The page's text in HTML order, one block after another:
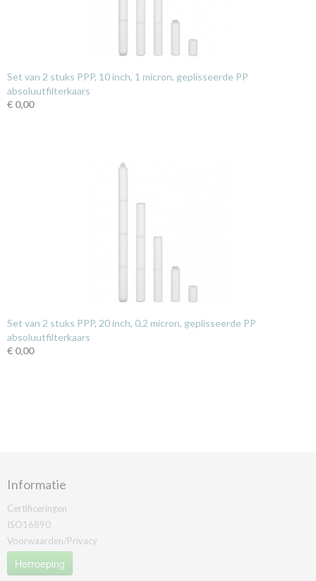
Set van 2 stuks PPP, 10 inch, 1 micron, geplisseerde PP
absoluutfilterkaars
€ 0,00
Set van 2 stuks PPP, 20 inch, 0,2 micron, geplisseerde PP
absoluutfilterkaars
€ 0,00
Informatie
Certificeringen
ISO16890
Voorwaarden/Privacy
Herroeping